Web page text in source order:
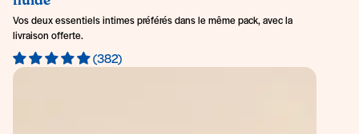
Vos deux essentiels intimes préférés dans le même pack, avec la
livraison offerte.
(382)